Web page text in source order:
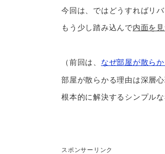
今回は、ではどうすればリ
もう少し踏み込んで内面を
（前回は、 なぜ部屋が散ら
部屋が散らかる理由は深層
根本的に解決するシンプル
スポンサーリンク